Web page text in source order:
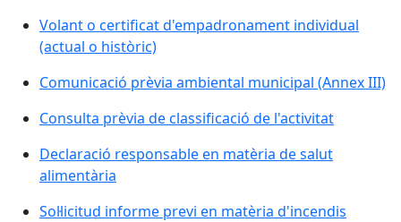
Volant o certificat d'empadronament individual
(actual o històric)
Comunicació prèvia ambiental municipal (Annex III)
Consulta prèvia de classificació de l'activitat
Declaració responsable en matèria de salut
alimentària
Sol·licitud informe previ en matèria d'incendis